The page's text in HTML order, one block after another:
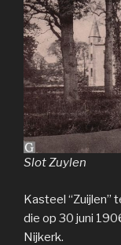
Slot Zuylen
Kasteel “Zuijlen”
die op 30 juni
Nijkerk.